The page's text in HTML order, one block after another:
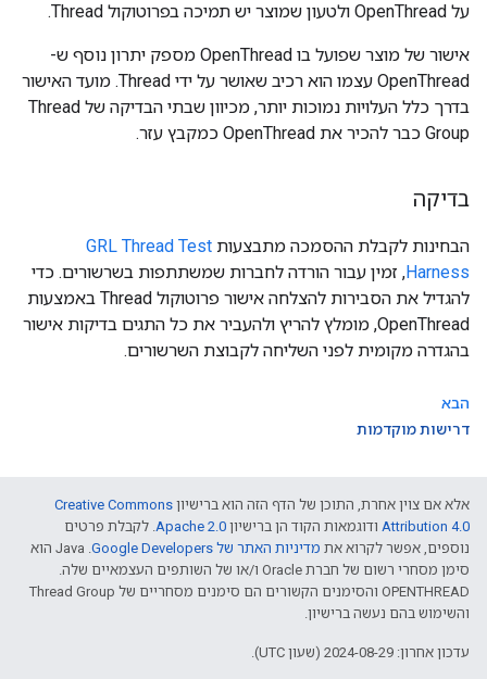
על OpenThread ולטעון שמוצר יש תמיכה בפרוטוקול Thread.
אישור של מוצר שפועל בו OpenThread מספק יתרון נוסף ש-
OpenThread עצמו הוא רכיב שאושר על ידי Thread. מועד האישור
בדרך כלל העלויות נמוכות יותר, מכיוון שבתי הבדיקה של Thread
Group כבר להכיר את OpenThread כמקבץ עזר.
בדיקה
הבחינות לקבלת ההסמכה מתבצעות GRL Thread Test
Harness, זמין עבור הורדה לחברות שמשתתפות בשרשורים. כדי
להגדיל את הסבירות להצלחה אישור פרוטוקול Thread באמצעות
OpenThread, מומלץ להריץ ולהעביר את כל התגים בדיקות אישור
בהגדרה מקומית לפני השליחה לקבוצת השרשורים.
הבא
דרישות מוקדמות
אלא אם צוין אחרת, התוכן של הדף הזה הוא ברישיון Creative Commons
Attribution 4.0‏ ודוגמאות הקוד הן ברישיון Apache 2.0‏. לקבלת פרטים
נוספים, אפשר לקרוא את מדיניות האתר של Google Developers‏
.‏ Java הוא
סימן מסחרי רשום של חברת Oracle ו/או של השותפים העצמאיים שלה.
‫OPENTHREAD והסימנים הקשורים הם סימנים מסחריים של Thread Group
והשימוש בהם נעשה ברישיון.
עדכון אחרון: 2024-08-29 (שעון UTC).